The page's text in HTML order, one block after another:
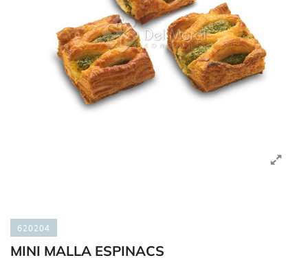
620204
MINI MALLA ESPINACS